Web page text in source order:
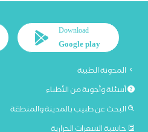
Download
Google play
المدونة الطبية
أسئلة وأجوبة من الأطباء
البحث عن طبيب بالمدينة والمنطقة